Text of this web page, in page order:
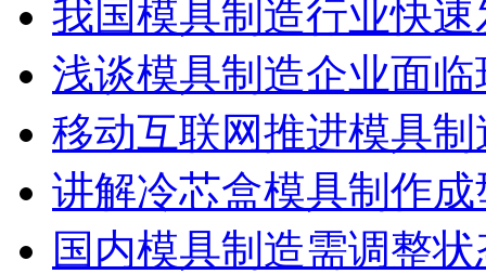
我国模具制造行业快
浅谈模具制造企业面
移动互联网推进模具
讲解冷芯盒模具制作
国内模具制造需调整